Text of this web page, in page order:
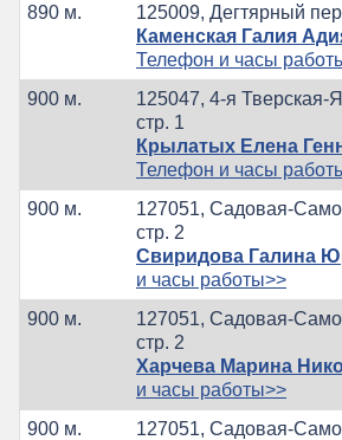
890 м.
125009, Дегтярный
Каменская Галия
Телефон и часы
900 м.
125047, 4-я Тверская-
стр. 1
Крылатых Елена
Телефон и часы
900 м.
127051, Садовая-
стр. 2
Свиридова Галина
и часы работы>>
900 м.
127051, Садовая-
стр. 2
Харчева Марина
и часы работы>>
900 м.
127051, Садовая-